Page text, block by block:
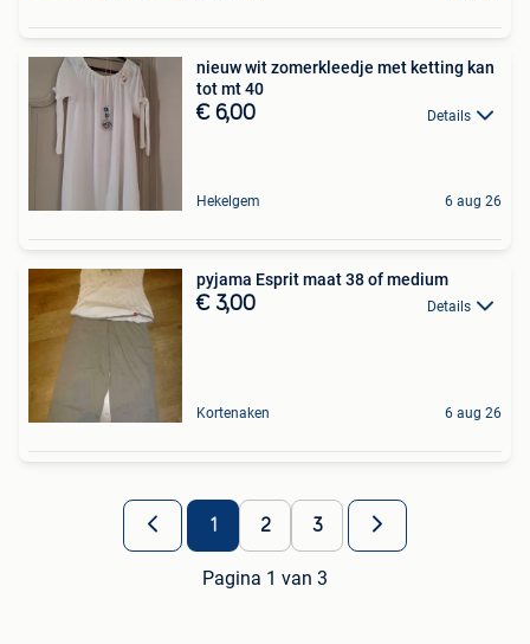
nieuw wit zomerkleedje met ketting kan
tot mt 40
€ 6,00 Details
Hekelgem 6 aug 26
pyjama Esprit maat 38 of medium
€ 3,00 Details
Kortenaken 6 aug 26
1 2 3
Pagina 1 van 3